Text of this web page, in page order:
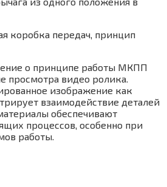
коробка передач, принцип
о принципе работы МКПП
просмотра видео ролика.
изображение как
взаимодействие деталей
обеспечивают
процессов, особенно при
работы.